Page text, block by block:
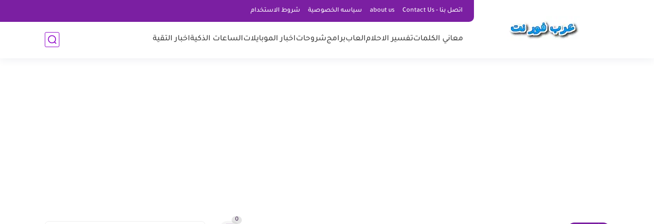
اتصل بنا - Contact Us about us سياسه الخصوصية شروط الاستخدام
معاني الكلماتتفسير الاحلامالعاببرامجشروحاتاخبار الموبايلاتالساعات الذكيةاخبار التقية
0